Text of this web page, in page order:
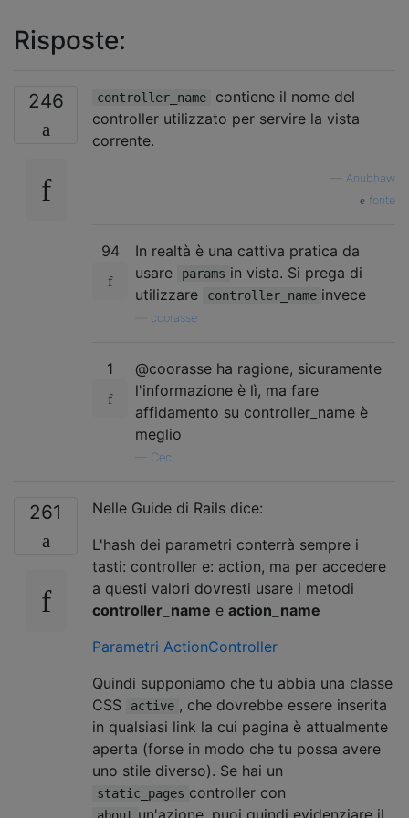
Risposte:
246 controller_name
contiene il nome del
controller utilizzato per servire la vista
corrente.
Anubhaw
fonte
94
In realtà è una cattiva pratica da
usare
params in vista. Si prega di
utilizzare
controller_name invece
coorasse
1
@coorasse ha ragione, sicuramente
l'informazione è lì, ma fare
affidamento su controller_name è
meglio
Cec
261
Nelle Guide di Rails dice:
L'hash dei parametri conterrà sempre i
tasti: controller e: action, ma per accedere
a questi valori dovresti usare i metodi
controller_name e action_name
Parametri ActionController
Quindi supponiamo che tu abbia una classe
CSS
active , che dovrebbe essere inserita
in qualsiasi link la cui pagina è attualmente
aperta (forse in modo che tu possa avere
uno stile diverso). Se hai un
static_pages controller con
about un'azione, puoi quindi evidenziare il